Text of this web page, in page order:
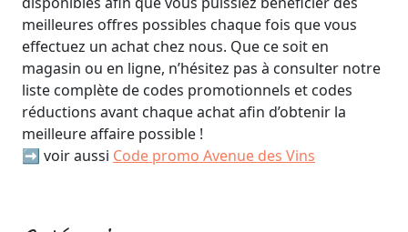
meilleures offres possibles chaque fois que vous
effectuez un achat chez nous. Que ce soit en
magasin ou en ligne, n’hésitez pas à consulter notre
liste complète de codes promotionnels et codes
réductions avant chaque achat afin d’obtenir la
meilleure affaire possible !
➡️ voir aussi Code promo Avenue des Vins